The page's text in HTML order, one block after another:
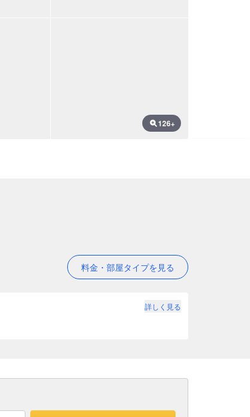
126+
料金・部屋タイプを見る
詳しく見る